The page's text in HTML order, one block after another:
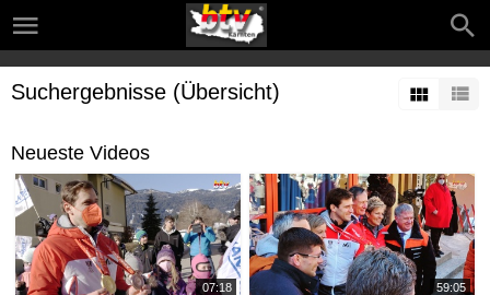
Suchergebnisse (Übersicht)
Neueste Videos
07:18 59:05